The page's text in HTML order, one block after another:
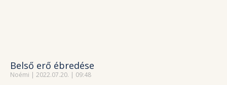
Belső erő ébredése
Noémi 2022.07.20. 09:48